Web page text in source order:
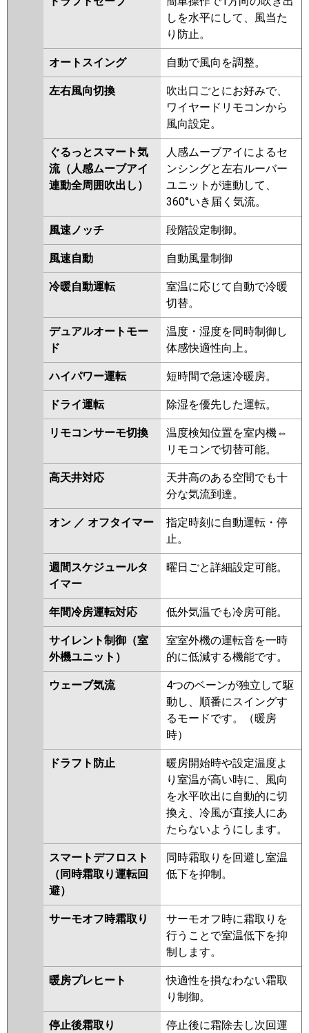
ERMP224H5 PLZT-ERMP224HE5
PLZT-ERMP224HLE4
ERMP224HE4 PLZT-ERMP224H4
PLZT-ERMP224HE3 PLZT-
ERMP224H3 PLZT-
ERMP224HLE3 PLZT-
ERMP224H2 PLZT-
ERMP224HE2 PLZT-
ERMP224ELEZ PLZT-
ERMP224EEZ PLZT-ERMP224EZ
PLZT-ERP224EEY PLZT-
ERP224EY PLZT-ERP224ELEY
PLZT-ERP224EEV PLZT-
PLZT-ERP224ELEV
PLZT-ERP224ELER PLZT-
ERP224ER
RCI-GP224RSHG5
GP224RSHG4 RCI-GP224RSHG3
RCI-GP224RSHG2 RCI-
GP224RSHG1 RCI-GP224RSHG
RCI-AP224SHG8-kobe RCI-
AP224SHG8 RCI-AP224SHG7-
RCI-AP224SHG7
三菱重工
FDTV2246HT6S-airf
FDTV2246HT6S FDTV2246HT6S-
FDTV2246HT6S-rak
FDTV2245HT5SA-osj
FDTV2245HT5SA-rak
FDTV2245HT5SA-airf
FDTV2245HT5SA
FDTVP2244HT5SA-rak
FDTVP2244HT5SA-airf
FDTVP2244HT5SA-osj
FDTVP2244HT5S-osj
FDTVP2244HT5S-airf
FDTVP2244HT5S-rak
FDTVP2244HT5S-airflex
FDTVP2244HT5S
FDTVP2244HT5S-rakuri-na
PA-P224U7HTNB
PA-P224U7HT PA-P224U7HTN
PA-P224U6HTB PA-P224U6HTNB
PA-P224U6HT PA-P224U6HTN
しを水平にして、風当た
り防止。
オートスイング 自動で風向を調整。
左右風向切換
吹出口ごとにお好みで、
ワイヤードリモコンから
風向設定。
ぐるっとスマート気
流（人感ムーブアイ
連動全周囲吹出し）
人感ムーブアイによるセ
ンシングと左右ルーバー
ユニットが連動して、
360°いき届く気流。
風速ノッチ 段階設定制御。
風速自動 自動風量制御
冷暖自動運転
室温に応じて自動で冷暖
切替。
デュアルオートモー
ド
温度・湿度を同時制御し
体感快適性向上。
ハイパワー運転 短時間で急速冷暖房。
ドライ運転 除湿を優先した運転。
リモコンサーモ切換
温度検知位置を室内機⇔
リモコンで切替可能。
高天井対応
天井高のある空間でも十
分な気流到達。
オン ／ オフタイマー
指定時刻に自動運転・停
止。
週間スケジュールタ
イマー
曜日ごと詳細設定可能。
年間冷房運転対応 低外気温でも冷房可能。
サイレント制御（室
外機ユニット）
室室外機の運転音を一時
的に低減する機能です。
ウェーブ気流
4つのベーンが独立して駆
動し、順番にスイングす
るモードです。（暖房
時）
ドラフト防止
暖房開始時や設定温度よ
り室温が高い時に、風向
を水平吹出に自動的に切
換え、冷風が直接人にあ
たらないようにします。
スマートデフロスト
（同時霜取り運転回
避）
同時霜取りを回避し室温
低下を抑制。
サーモオフ時霜取り
サーモオフ時に霜取りを
行うことで室温低下を抑
制します。
暖房プレヒート
快適性を損なわない霜取
り制御。
停止後霜取り
停止後に霜除去し次回運